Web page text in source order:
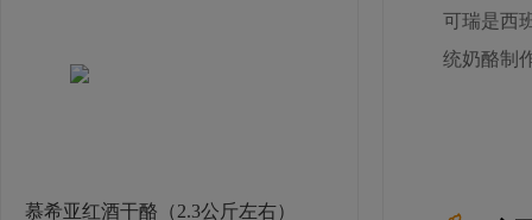
慕希亚红酒干酪（2.3公斤左右）
可瑞是西
统奶酪制